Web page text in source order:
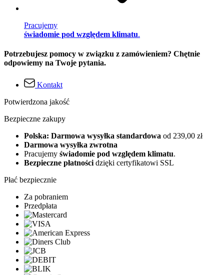
Pracujemy
świadomie pod względem klimatu.
Potrzebujesz pomocy w związku z zamówieniem? Chętnie
odpowiemy na Twoje pytania.
Kontakt
Potwierdzona jakość
Bezpieczne zakupy
Polska: Darmowa wysyłka standardowa od 239,00 zł
Darmowa wysyłka zwrotna
Pracujemy świadomie pod względem klimatu.
Bezpieczne płatności dzięki certyfikatowi SSL
Płać bezpiecznie
Za pobraniem
Przedpłata